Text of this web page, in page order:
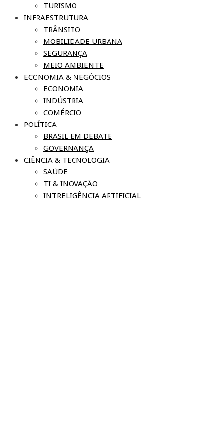
TURISMO
INFRAESTRUTURA
TRÂNSITO
MOBILIDADE URBANA
SEGURANÇA
MEIO AMBIENTE
ECONOMIA & NEGÓCIOS
ECONOMIA
INDÚSTRIA
COMÉRCIO
POLÍTICA
BRASIL EM DEBATE
GOVERNANÇA
CIÊNCIA & TECNOLOGIA
SAÚDE
TI & INOVAÇÃO
INTRELIGÊNCIA ARTIFICIAL